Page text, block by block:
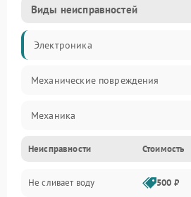
Виды неисправностей
Электроника
Механические повреждения
Механика
Управление
Электропитание
Неисправности Стоимость
Не сливает воду 500 ₽